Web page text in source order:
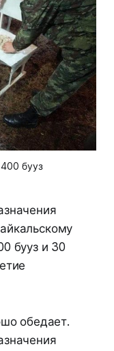
бууз
бууз и 30
обедает.